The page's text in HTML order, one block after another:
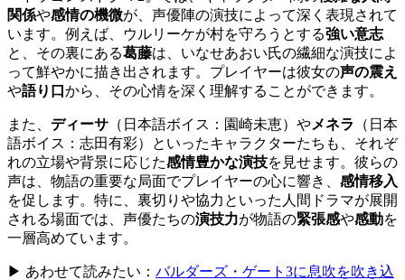
関係や感情の機微が、声優陣の演技によって深く表現されて
います。例えば、ウルリーケが村を守ろうとする強い意志
と、その裏にある葛藤は、いなせあおい氏の繊細な演技によ
って鮮やかに描き出されます。プレイヤーは彼女の声の震え
や語り口 から、その心情を深く理解することができます。
また、 ディーサ （日本語ボイス：園崎未恵）やメネラ
（日本
語ボイス：志田有彩）といったキャラクターたちも、それぞ
れの立場や背景に応じた感情豊かな演技を見せます。彼らの
声は、物語の重要な局面でプレイヤーの心に響き、 感情移入
を促します。特に、裏切りや協力といった人間ドラマが展開
される場面では、声優たちの演技力が物語の緊張感や感動を
一層高めています。
▶ あわせて読みたい： バルダーズ・ゲート3に息吹を吹き込